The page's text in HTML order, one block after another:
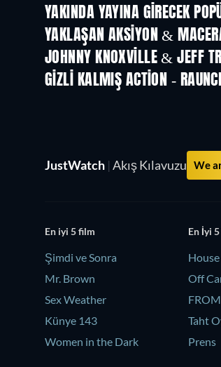
YAKINDA YAYINA GIRECEK
YAKLAŞAN AKSIYON &
JOHNNY KNOXVILLE & JEFF
GIZLI KALMIŞ ACTION -
TV
JustWatch | Akış Kılavuzu We
En iyi 5 film
Şimdi ve Sonra
Mr. Brown
Sex Weather
Künye 143
Women in the Dark
En İyi
Off
FROM
Taht
Prens